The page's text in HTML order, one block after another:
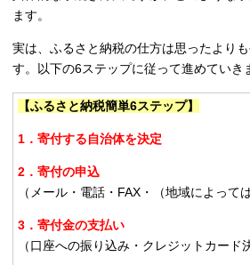
ます。
実は、ふるさと納税の仕方は思ったより
す。以下の6ステップに従って進めていき
【ふるさと納税簡単6ステップ】
1．寄付する自治体を決定
2．寄付の申込
（メール・電話・FAX・（地域によって
3．寄付金の支払い
（口座への振り込み・クレジットカード